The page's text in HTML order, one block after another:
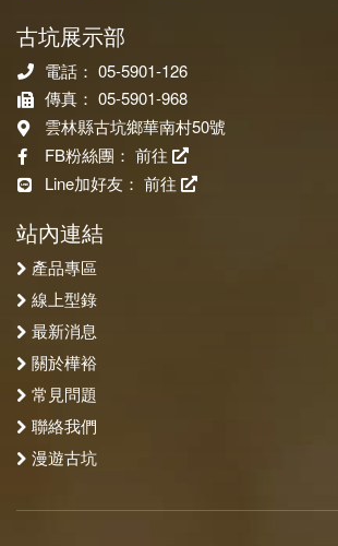
古坑展示部
電話： 05-5901-126
傳真： 05-5901-968
雲林縣古坑鄉華南村50號
FB粉絲團： 前往
Line加好友： 前往
站內連結
產品專區
線上型錄
最新消息
關於樺裕
常見問題
聯絡我們
漫遊古坑